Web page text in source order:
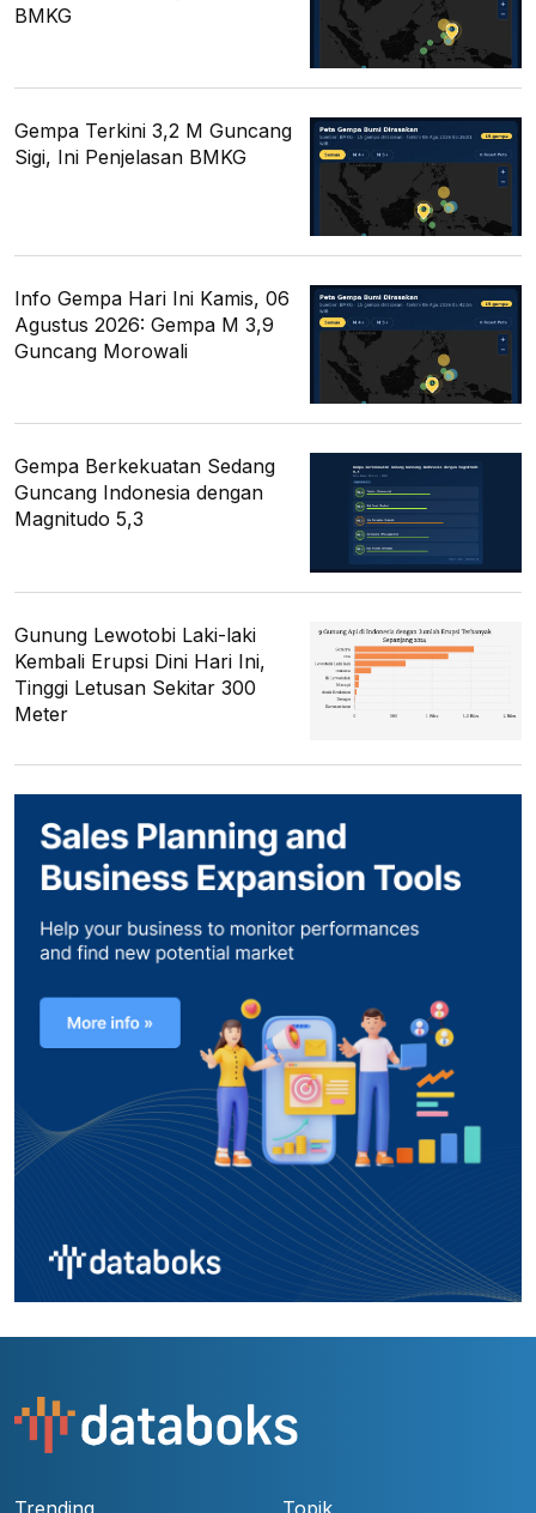
BMKG
Gempa Terkini 3,2 M Guncang
Sigi, Ini Penjelasan BMKG
Info Gempa Hari Ini Kamis, 06
Agustus 2026: Gempa M 3,9
Guncang Morowali
Gempa Berkekuatan Sedang
Guncang Indonesia dengan
Magnitudo 5,3
Gunung Lewotobi Laki-laki
Kembali Erupsi Dini Hari Ini,
Tinggi Letusan Sekitar 300
Meter